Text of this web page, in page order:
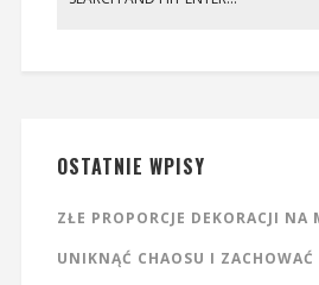
OSTATNIE WPISY
ZŁE PROPORCJE DEKORACJI NA
UNIKNĄĆ CHAOSU I ZACHOWAĆ